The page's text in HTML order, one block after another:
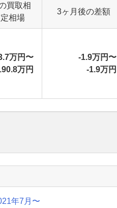
買取相
相場
3ヶ月後の差額
万円〜
万円
-1.9万円〜
-1.9万円
年7月〜